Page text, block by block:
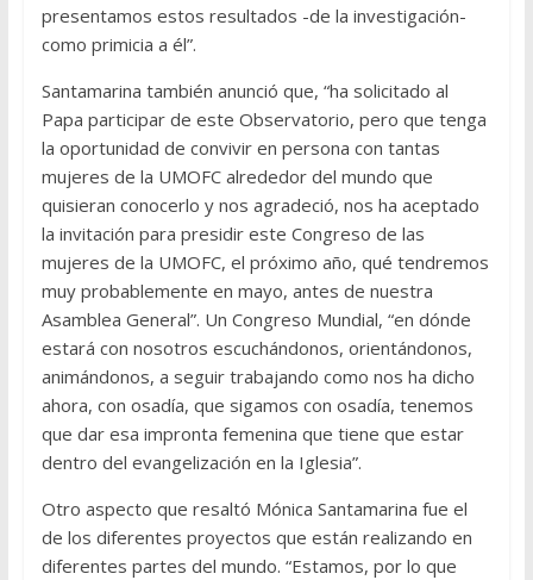
presentamos estos resultados -de la investigación-
como primicia a él”.
Santamarina también anunció que, “ha solicitado al
Papa participar de este Observatorio, pero que tenga
la oportunidad de convivir en persona con tantas
mujeres de la UMOFC alrededor del mundo que
quisieran conocerlo y nos agradeció, nos ha aceptado
la invitación para presidir este Congreso de las
mujeres de la UMOFC, el próximo año, qué tendremos
muy probablemente en mayo, antes de nuestra
Asamblea General”. Un Congreso Mundial, “en dónde
estará con nosotros escuchándonos, orientándonos,
animándonos, a seguir trabajando como nos ha dicho
ahora, con osadía, que sigamos con osadía, tenemos
que dar esa impronta femenina que tiene que estar
dentro del evangelización en la Iglesia”.
Otro aspecto que resaltó Mónica Santamarina fue el
de los diferentes proyectos que están realizando en
diferentes partes del mundo. “Estamos, por lo que